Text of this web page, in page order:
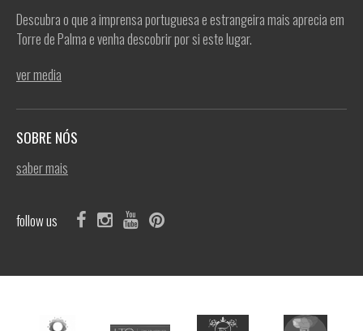
Descubra o que a imprensa portuguesa e estrangeira mais aprecia em
Torre de Palma e venha descobrir por si este lugar.
ver media
SOBRE NÓS
saber mais
follow us